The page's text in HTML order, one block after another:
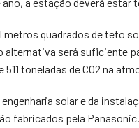
quadrados de teto
alternativa será suficiente
511 toneladas de CO2 na
solar e da
fabricados pela